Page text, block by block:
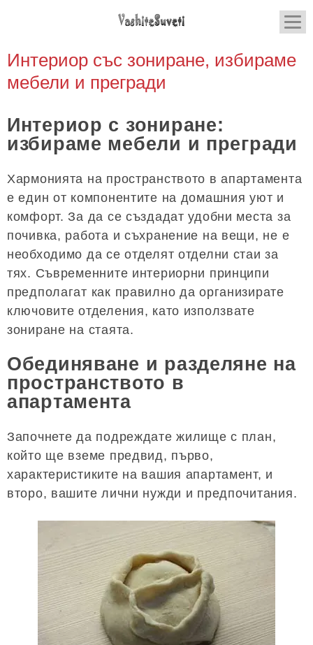
Интериор със зониране, избираме
мебели и прегради
Интериор с зониране:
избираме мебели и прегради
Хармонията на пространството в апартамента
е един от компонентите на домашния уют и
комфорт. За да се създадат удобни места за
почивка, работа и съхранение на вещи, не е
необходимо да се отделят отделни стаи за
тях. Съвременните интериорни принципи
предполагат как правилно да организирате
ключовите отделения, като използвате
зониране на стаята.
Обединяване и разделяне на
пространството в
апартамента
Започнете да подреждате жилище с план,
който ще вземе предвид, първо,
характеристиките на вашия апартамент, и
второ, вашите лични нужди и предпочитания.